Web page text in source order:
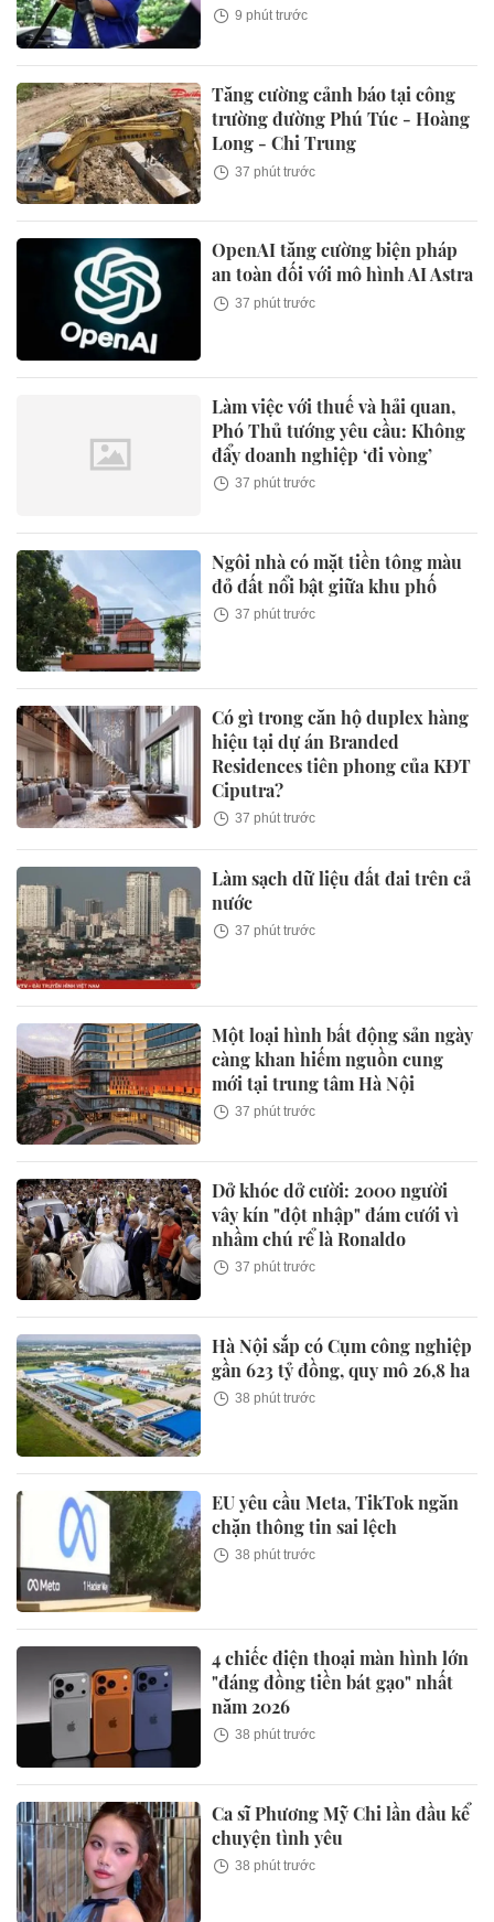
9 phút trước
Tăng cường cảnh báo tại công
trường đường Phú Túc - Hoàng
Long - Chi Trung
37 phút trước
OpenAI tăng cường biện pháp
an toàn đối với mô hình AI Astra
37 phút trước
Làm việc với thuế và hải quan,
Phó Thủ tướng yêu cầu: Không
đẩy doanh nghiệp ‘đi vòng’
37 phút trước
Ngôi nhà có mặt tiền tông màu
đỏ đất nổi bật giữa khu phố
37 phút trước
Có gì trong căn hộ duplex hàng
hiệu tại dự án Branded
Residences tiên phong của KĐT
Ciputra?
37 phút trước
Làm sạch dữ liệu đất đai trên cả
nước
37 phút trước
Một loại hình bất động sản ngày
càng khan hiếm nguồn cung
mới tại trung tâm Hà Nội
37 phút trước
Dở khóc dở cười: 2000 người
vây kín "đột nhập" đám cưới vì
nhầm chú rể là Ronaldo
37 phút trước
Hà Nội sắp có Cụm công nghiệp
gần 623 tỷ đồng, quy mô 26,8 ha
38 phút trước
EU yêu cầu Meta, TikTok ngăn
chặn thông tin sai lệch
38 phút trước
4 chiếc điện thoại màn hình lớn
"đáng đồng tiền bát gạo" nhất
năm 2026
38 phút trước
Ca sĩ Phương Mỹ Chi lần đầu kể
chuyện tình yêu
38 phút trước